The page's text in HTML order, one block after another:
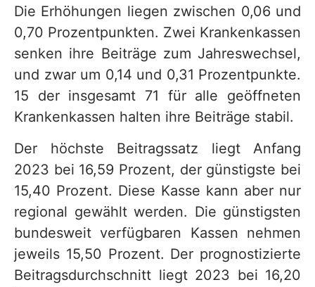
Die Erhöhungen liegen zwischen 0,06 und
0,70 Prozentpunkten. Zwei Krankenkassen
senken ihre Beiträge zum Jahreswechsel,
und zwar um 0,14 und 0,31 Prozentpunkte.
15 der insgesamt 71 für alle geöffneten
Krankenkassen halten ihre Beiträge stabil.
Der höchste Beitragssatz liegt Anfang
2023 bei 16,59 Prozent, der günstigste bei
15,40 Prozent. Diese Kasse kann aber nur
regional gewählt werden. Die günstigsten
bundesweit verfügbaren Kassen nehmen
jeweils 15,50 Prozent. Der prognostizierte
Beitragsdurchschnitt liegt 2023 bei 16,20